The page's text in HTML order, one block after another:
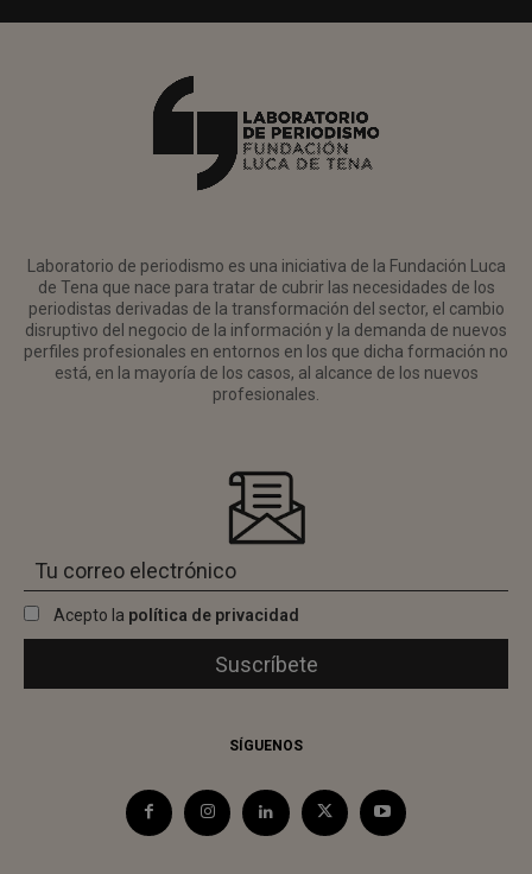
Laboratorio de periodismo es una iniciativa de la Fundación Luca
de Tena que nace para tratar de cubrir las necesidades de los
periodistas derivadas de la transformación del sector, el cambio
disruptivo del negocio de la información y la demanda de nuevos
perfiles profesionales en entornos en los que dicha formación no
está, en la mayoría de los casos, al alcance de los nuevos
profesionales.
Acepto la política de privacidad
SÍGUENOS